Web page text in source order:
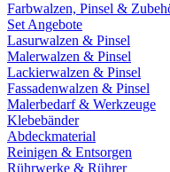
Farbwalzen, Pinsel &
Set Angebote
Lasurwalzen & Pinsel
Malerwalzen & Pinsel
Lackierwalzen & Pinsel
Fassadenwalzen & Pinsel
Malerbedarf & Werkzeuge
Klebebänder
Abdeckmaterial
Reinigen & Entsorgen
Rührwerke & Rührer